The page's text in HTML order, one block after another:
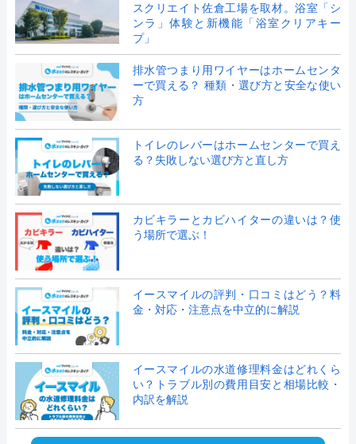
スクリエイト佐倉工場を取材。浴室「シ
ンラ」体験と新機能「浴室クリアキー
プ」
排水管つまり用ワイヤーはホームセンタ
ーで買える？ 種類・選び方と安全な使い
方
トイレのレバーはホームセンターで買え
る？失敗しない選び方と直し方
カビキラーとカビハイターの違いは？使
う場所で選ぶ！
イースマイルの評判・口コミはどう？料
金・対応・注意点を中立的に解説
イースマイルの水道修理料金はどれくら
い？トラブル別の費用目安と相場比較・
内訳を解説